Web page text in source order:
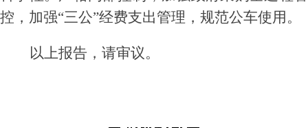
控，加强“三公”经费支出管理，规范公车使用。
以上报告，请审议。